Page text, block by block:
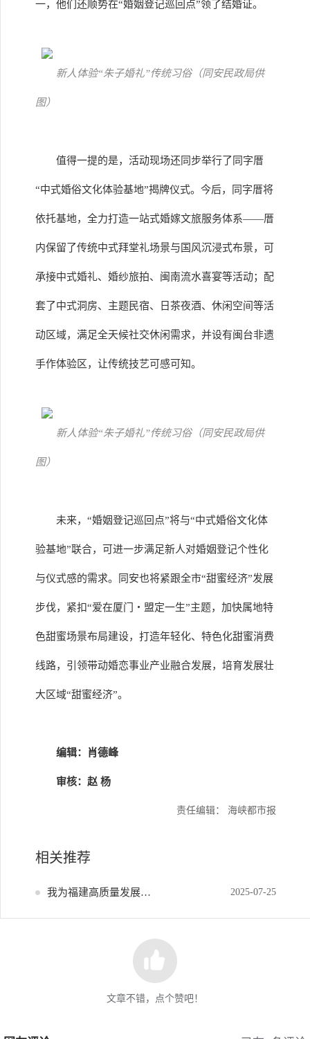
一，他们还顺势在“婚姻登记巡回点”领了结婚证。
新人体验“朱子婚礼”传统习俗（同安民政局供
图）
值得一提的是，活动现场还同步举行了同字厝
“中式婚俗文化体验基地”揭牌仪式。今后，同字厝将
依托基地，全力打造一站式婚嫁文旅服务体系——厝
内保留了传统中式拜堂礼场景与国风沉浸式布景，可
承接中式婚礼、婚纱旅拍、闽南流水喜宴等活动；配
套了中式洞房、主题民宿、日茶夜酒、休闲空间等活
动区域，满足全天候社交休闲需求，并设有闽台非遗
手作体验区，让传统技艺可感可知。
新人体验“朱子婚礼”传统习俗（同安民政局供
图）
未来，“婚姻登记巡回点”将与“中式婚俗文化体
验基地”联合，可进一步满足新人对婚姻登记个性化
与仪式感的需求。同安也将紧跟全市“甜蜜经济”发展
步伐，紧扣“爱在厦门・盟定一生”主题，加快属地特
色甜蜜场景布局建设，打造年轻化、特色化甜蜜消费
线路，引领带动婚恋事业产业融合发展，培育发展壮
大区域“甜蜜经济”。
编辑：肖德峰
审核：赵 杨
责任编辑： 海峡都市报
相关推荐
我为福建高质量发展献策 2025-07-25
文章不错，点个赞吧！